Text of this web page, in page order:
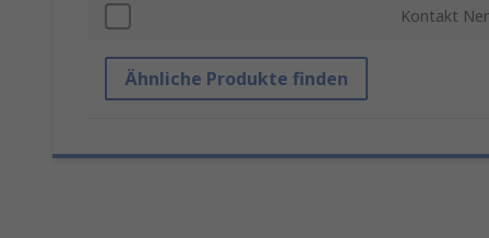
Kontakt
Ähnliche Produkte finden